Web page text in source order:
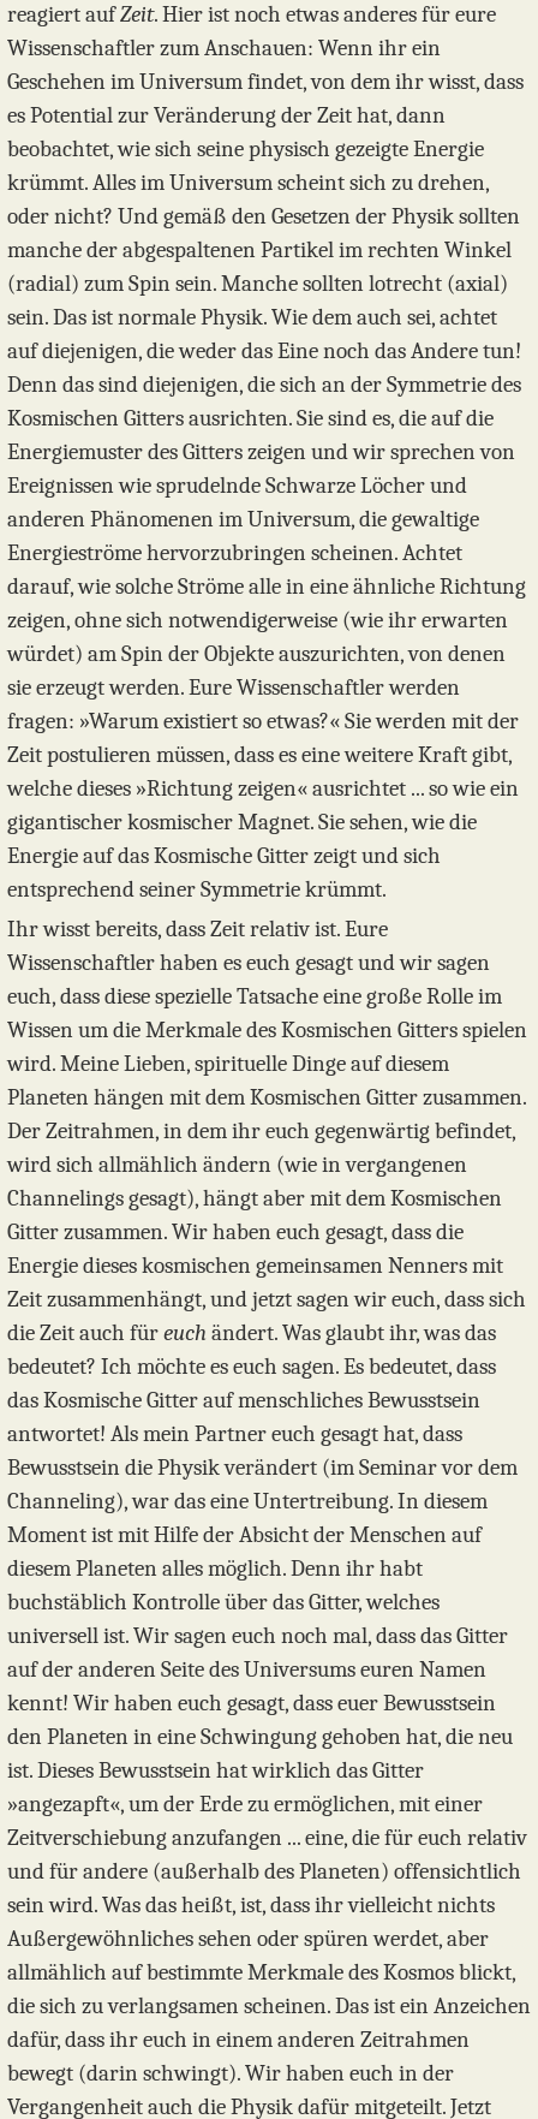
reagiert aufZeit. Hier ist noch etwas anderes für eure
Wissenschaftler zum Anschauen: Wenn ihr ein
Geschehen im Universum findet, von dem ihr wisst, dass
es Potential zur Veränderung der Zeit hat, dann
beobachtet, wie sich seine physisch gezeigte Energie
krümmt. Alles im Universum scheint sich zu drehen,
oder nicht? Und gemäß den Gesetzen der Physik sollten
manche der abgespaltenen Partikel im rechten Winkel
(radial) zum Spin sein. Manche sollten lotrecht (axial)
sein. Das ist normale Physik. Wie dem auch sei, achtet
auf diejenigen, die weder das Eine noch das Andere tun!
Denn das sind diejenigen, die sich an der Symmetrie des
Kosmischen Gitters ausrichten. Sie sind es, die auf die
Energiemuster des Gitters zeigen und wir sprechen von
Ereignissen wie sprudelnde Schwarze Löcher und
anderen Phänomenen im Universum, die gewaltige
Energieströme hervorzubringen scheinen. Achtet
darauf, wie solche Ströme alle in eine ähnliche Richtung
zeigen, ohne sich notwendigerweise (wie ihr erwarten
würdet) am Spin der Objekte auszurichten, von denen
sie erzeugt werden. Eure Wissenschaftler werden
fragen: »Warum existiert so etwas?« Sie werden mit der
Zeit postulieren müssen, dass es eine weitere Kraft gibt,
welche dieses »Richtung zeigen« ausrichtet ... so wie ein
gigantischer kosmischer Magnet. Sie sehen, wie die
Energie auf das Kosmische Gitter zeigt und sich
entsprechend seiner Symmetrie krümmt.
Ihr wisst bereits, dass Zeit relativ ist. Eure
Wissenschaftler haben es euch gesagt und wir sagen
euch, dass diese spezielle Tatsache eine große Rolle im
Wissen um die Merkmale des Kosmischen Gitters spielen
wird. Meine Lieben, spirituelle Dinge auf diesem
Planeten hängen mit dem Kosmischen Gitter zusammen.
Der Zeitrahmen, in dem ihr euch gegenwärtig befindet,
wird sich allmählich ändern (wie in vergangenen
Channelings gesagt), hängt aber mit dem Kosmischen
Gitter zusammen. Wir haben euch gesagt, dass die
Energie dieses kosmischen gemeinsamen Nenners mit
Zeit zusammenhängt, und jetzt sagen wir euch, dass sich
die Zeit auch füreuch ändert. Was glaubt ihr, was das
bedeutet? Ich möchte es euch sagen. Es bedeutet, dass
das Kosmische Gitter auf menschliches Bewusstsein
antwortet! Als mein Partner euch gesagt hat, dass
Bewusstsein die Physik verändert (im Seminar vor dem
Channeling), war das eine Untertreibung. In diesem
Moment ist mit Hilfe der Absicht der Menschen auf
diesem Planeten alles möglich. Denn ihr habt
buchstäblich Kontrolle über das Gitter, welches
universell ist. Wir sagen euch noch mal, dass das Gitter
auf der anderen Seite des Universums euren Namen
kennt! Wir haben euch gesagt, dass euer Bewusstsein
den Planeten in eine Schwingung gehoben hat, die neu
ist. Dieses Bewusstsein hat wirklich das Gitter
»angezapft«, um der Erde zu ermöglichen, mit einer
Zeitverschiebung anzufangen ... eine, die für euch relativ
und für andere (außerhalb des Planeten) offensichtlich
sein wird. Was das heißt, ist, dass ihr vielleicht nichts
Außergewöhnliches sehen oder spüren werdet, aber
allmählich auf bestimmte Merkmale des Kosmos blickt,
die sich zu verlangsamen scheinen. Das ist ein Anzeichen
dafür, dass ihr euch in einem anderen Zeitrahmen
bewegt (darin schwingt). Wir haben euch in der
Vergangenheit auch die Physik dafür mitgeteilt. Jetzt